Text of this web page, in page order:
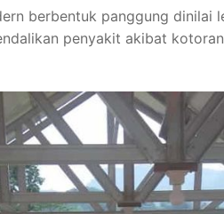
berbentuk panggung dinilai
penyakit akibat